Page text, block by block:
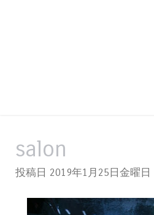
salon
投稿日 2019年1月25日金曜日